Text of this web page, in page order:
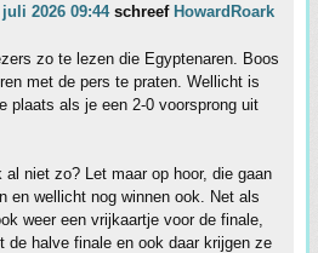
2026 09:44schreef HowardRoark
zo te lezen die Egyptenaren. Boos
met de pers te praten. Wellicht is
plaats als je een 2-0 voorsprong uit
niet zo? Let maar op hoor, die gaan
en wellicht nog winnen ook. Net als
weer een vrijkaartje voor de finale,
de halve finale en ook daar krijgen ze